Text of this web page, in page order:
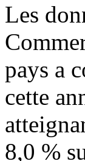
Les
pays a
cette
8,0 %